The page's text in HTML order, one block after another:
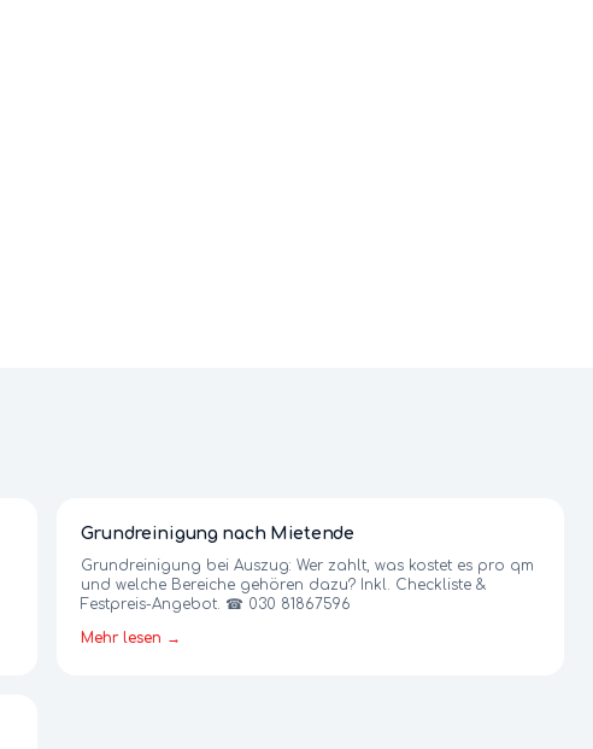
Grundreinigung nach Mietende
Grundreinigung bei Auszug: Wer zahlt, was kostet es pro qm
und welche Bereiche gehören dazu? Inkl. Checkliste &
Festpreis-Angebot. ☎ 030 81867596
Mehr lesen →